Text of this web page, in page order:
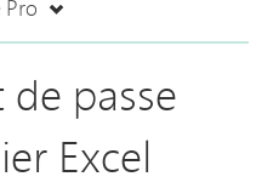
Pro
de passe
Excel